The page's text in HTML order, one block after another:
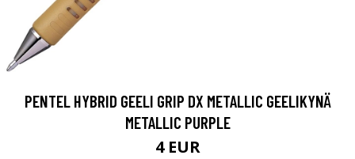
PENTEL HYBRID GEELI GRIP DX METALLIC GEELIKYNÄ
METALLIC PURPLE
4 EUR